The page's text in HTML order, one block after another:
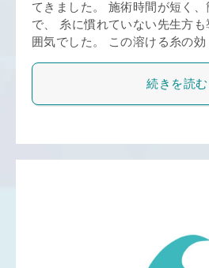
てきました。 施術時間が短く
で、 糸に慣れていない先生方
囲気でした。 この溶ける糸の
続きを読む